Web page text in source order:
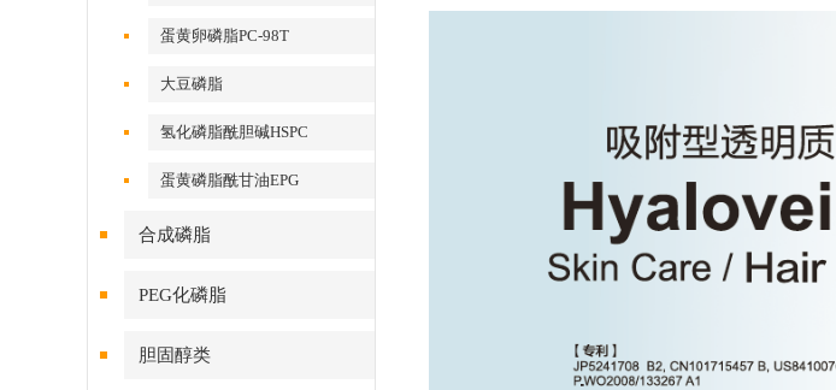
蛋黄卵磷脂PC-98T
大豆磷脂
氢化磷脂酰胆碱HSPC
蛋黄磷脂酰甘油EPG
合成磷脂
PEG化磷脂
胆固醇类